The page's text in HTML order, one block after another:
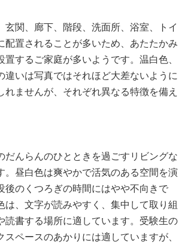
玄関、廊下、階段、洗面所、浴室、トイ
配置されることが多いため、あたたかみ
置するご家庭が多いようです。温白色、
違いは写真ではそれほど大差ないように
れませんが、それぞれ異なる特徴を備え
だんらんのひとときを過ごすリビングな
。昼白色は爽やかで活気のある空間を演
後のくつろぎの時間にはやや不向きで
は、文字が読みやすく、集中して取り組
読書する場所に適しています。受験生の
スペースのあかりには適していますが、